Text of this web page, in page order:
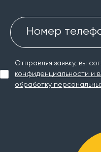
Номер
Отправляя заявку, вы
конфиденциальности и
обработку